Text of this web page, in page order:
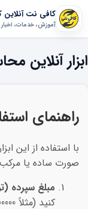
کافی نت آنلاین
آموزش، خدمات، اخبار
ابزار آنلاین
راهنمای
با استفاده از این
صورت ساده یا مرکب
مبلغ سپرده